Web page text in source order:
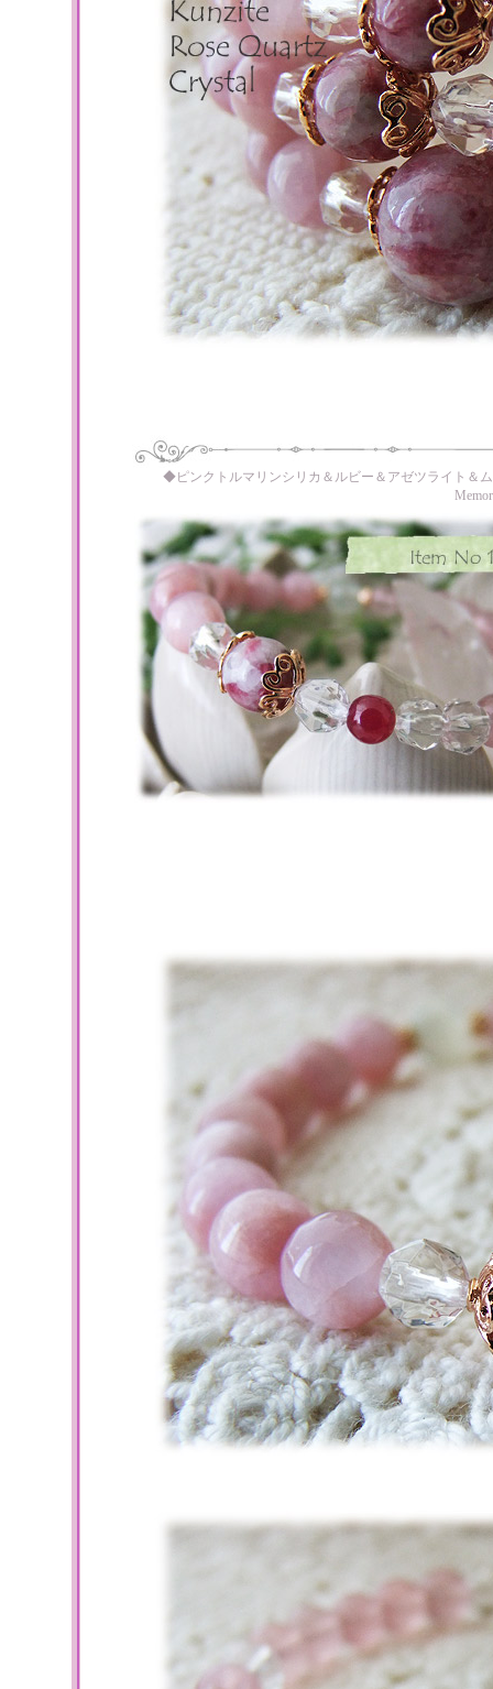
◆ピンクトルマリンシリカ＆ルビー＆アゼツライト＆